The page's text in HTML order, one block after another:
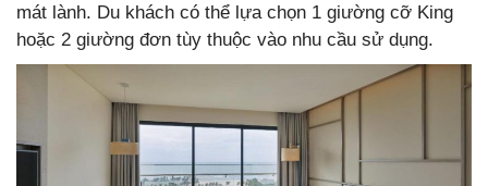
mát lành. Du khách có thể lựa chọn 1 giường cỡ King
hoặc 2 giường đơn tùy thuộc vào nhu cầu sử dụng.